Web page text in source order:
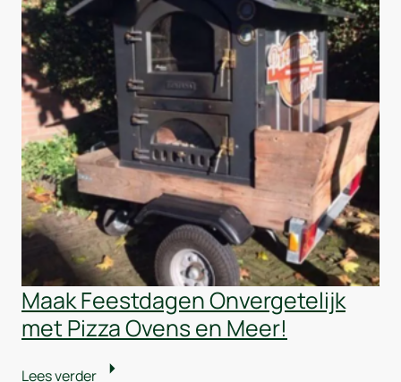
Maak Feestdagen Onvergetelijk
met Pizza Ovens en Meer!
Lees verder